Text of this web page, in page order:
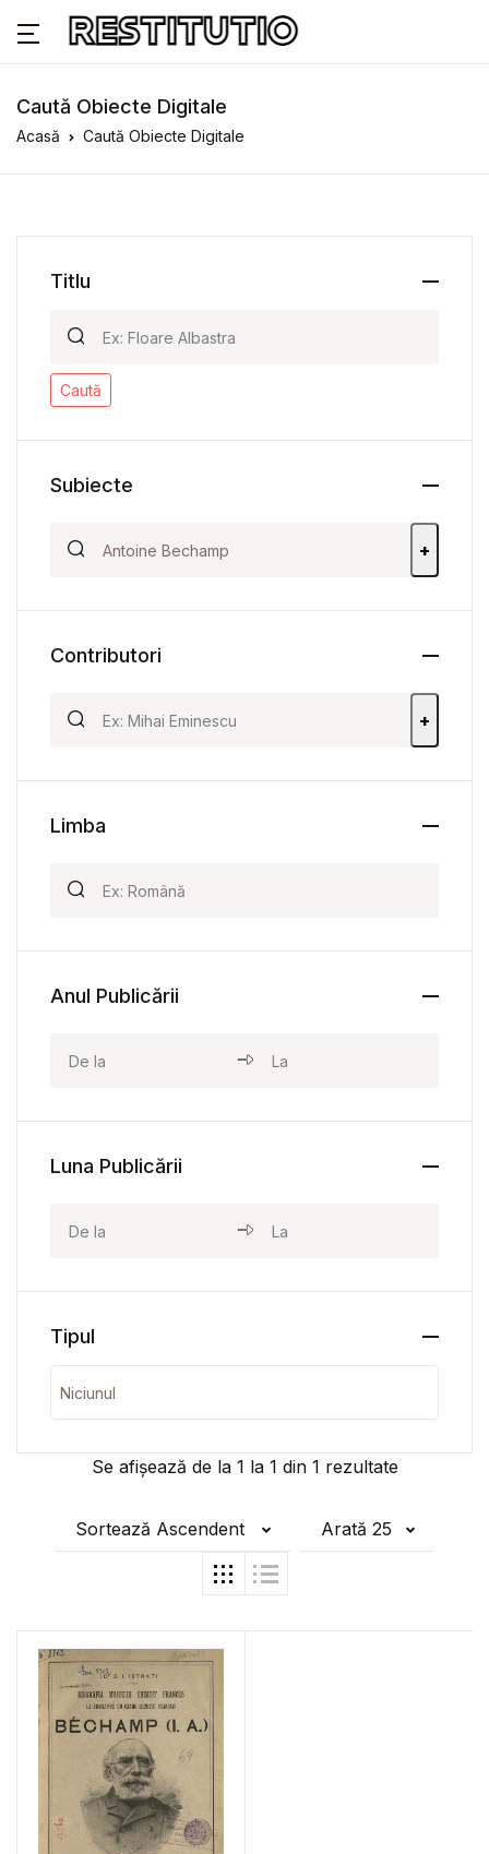
Caută Obiecte Digitale
Acasă Caută Obiecte Digitale
Se afișează de la 1 la 1 din 1 rezultate
Sortează Ascendent Arată 25
Titlu
Caută
Subiecte
+
Contributori
+
Limba
Anul Publicării
Luna Publicării
Tipul